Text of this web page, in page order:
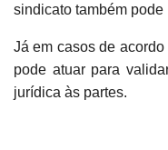
sindicato também
Já em casos de
pode atuar para
jurídica às partes.